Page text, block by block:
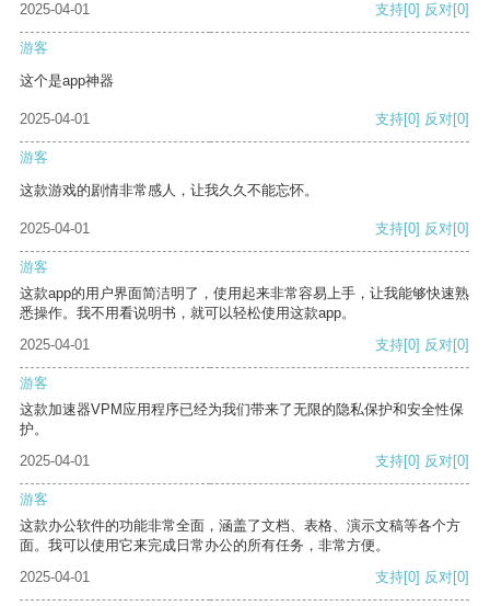
2025-04-01 支持[0] 反对[0]
游客
这个是app神器
2025-04-01 支持[0] 反对[0]
游客
这款游戏的剧情非常感人，让我久久不能忘怀。
2025-04-01 支持[0] 反对[0]
游客
这款app的用户界面简洁明了，使用起来非常容易上手，让我能够快速熟
悉操作。我不用看说明书，就可以轻松使用这款app。
2025-04-01
支持[0] 反对[0]
游客
这款加速器VPM应用程序已经为我们带来了无限的隐私保护和安全性保
护。
2025-04-01
支持[0] 反对[0]
游客
这款办公软件的功能非常全面，涵盖了文档、表格、演示文稿等各个方
面。我可以使用它来完成日常办公的所有任务，非常方便。
2025-04-01
支持[0] 反对[0]